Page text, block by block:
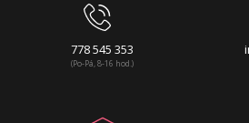
778 545 353
(Po-Pá, 8-16 hod.)